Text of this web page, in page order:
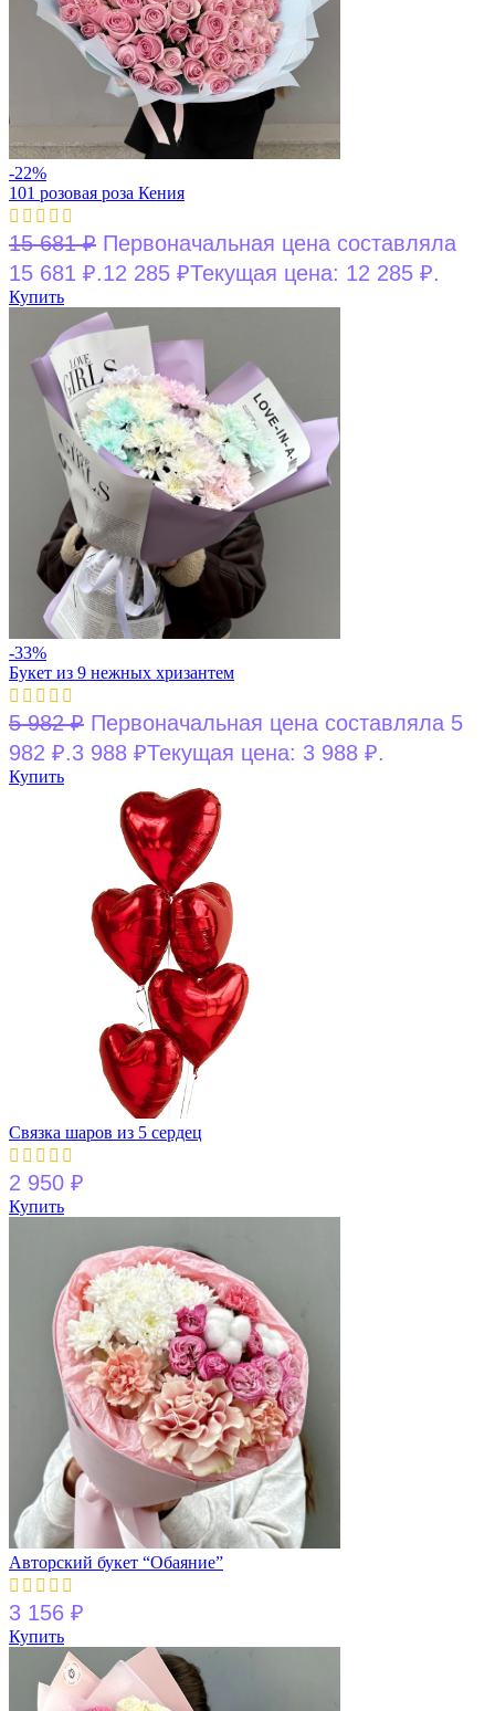
-22%
101 розовая роза Кения
15 681₽ Первоначальная цена составляла
15 681 ₽.12 285 ₽Текущая цена: 12 285 ₽.
Купить
-33%
Букет из 9 нежных хризантем
5 982₽ Первоначальная цена составляла 5
982 ₽.3 988 ₽Текущая цена: 3 988 ₽.
Купить
Связка шаров из 5 сердец
2 950 ₽
Купить
Авторский букет “Обаяние”
3 156 ₽
Купить